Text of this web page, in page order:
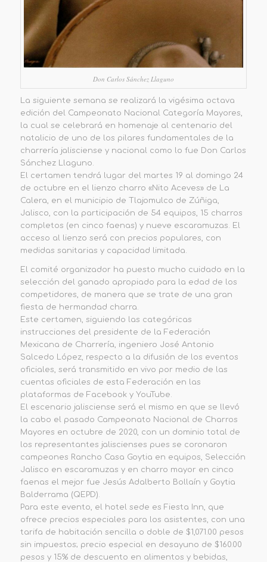
Don Carlos Sánchez Llaguno
La siguiente semana se realizará la vigésima octava
edición del Campeonato Nacional Categoría Mayores,
la cual se celebrará en homenaje al centenario del
natalicio de uno de los pilares fundamentales de la
charrería jalisciense y nacional como lo fue Don Carlos
Sánchez Llaguno.
El certamen tendrá lugar del martes 19 al domingo 24
de octubre en el lienzo charro «Nito Aceves» de La
Calera, en el municipio de Tlajomulco de Zúñiga,
Jalisco, con la participación de 54 equipos, 15 charros
completos (en cinco faenas) y nueve escaramuzas. El
acceso al lienzo será con precios populares, con
medidas sanitarias y capacidad limitada.
El comité organizador ha puesto mucho cuidado en la
selección del ganado apropiado para la edad de los
competidores, de manera que se trate de una gran
fiesta de hermandad charra.
Este certamen, siguiendo las categóricas
instrucciones del presidente de la Federación
Mexicana de Charrería, ingeniero José Antonio
Salcedo López, respecto a la difusión de los eventos
oficiales, será transmitido en vivo por medio de las
cuentas oficiales de esta Federación en las
plataformas de Facebook y YouTube.
El escenario jalisciense será el mismo en que se llevó
la cabo el pasado Campeonato Nacional de Charros
Mayores en octubre de 2020, con un dominio total de
los representantes jaliscienses pues se coronaron
campeones Rancho Casa Goytia en equipos, Selección
Jalisco en escaramuzas y en charro mayor en cinco
faenas el mejor fue Jesús Adalberto Bollaín y Goytia
Balderrama (QEPD).
Para este evento, el hotel sede es Fiesta Inn, que
ofrece precios especiales para los asistentes, con una
tarifa de habitación sencilla o doble de $1,071.00 pesos
sin impuestos; precio especial en desayuno de $160.00
pesos y 15% de descuento en alimentos y bebidas,